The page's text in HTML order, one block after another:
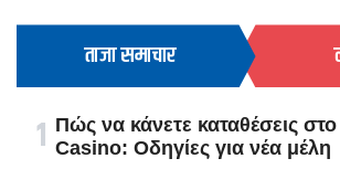
ताजा समाचार
१ Πώς να κάνετε καταθέσεις
Casino: Οδηγίες για νέα μέλη